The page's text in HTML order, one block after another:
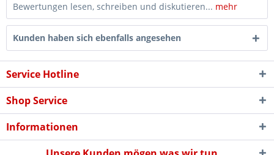
Bewertungen lesen, schreiben und diskutieren... mehr
Kunden haben sich ebenfalls angesehen
Service Hotline
Shop Service
Informationen